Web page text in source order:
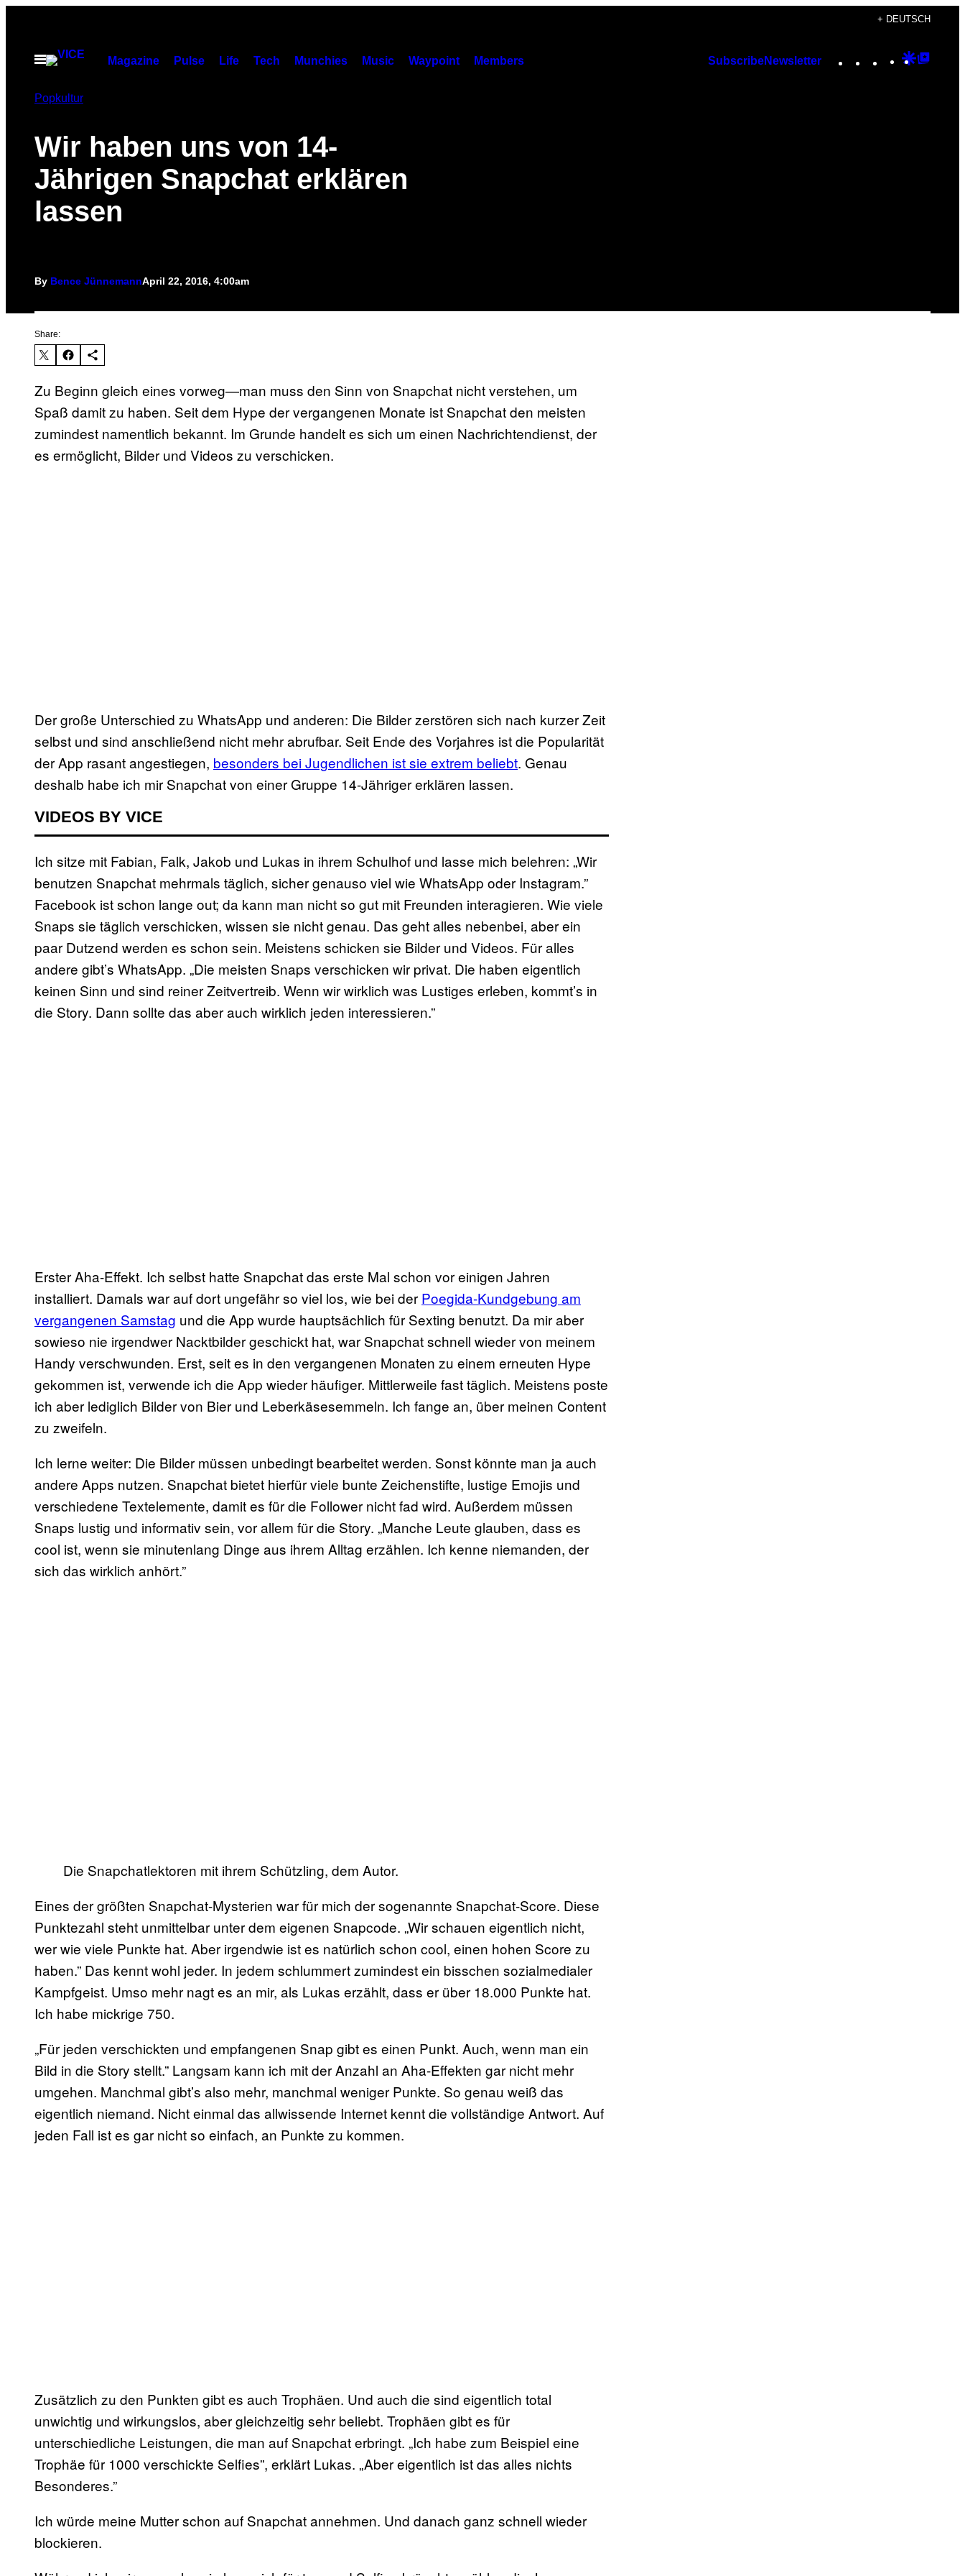
content
+ DEUTSCH
Open
Magazine Pulse Life Tech Munchies Music Waypoint Members SubscribeNewsletter Instagram
TikTok
YouTube
Google
Popkultur
Wir haben uns von 14-
Jährigen Snapchat erklären
lassen
By Bence JünnemannApril 22, 2016, 4:00am
Share:
Zu Beginn gleich eines vorweg—man muss den Sinn von Snapchat nicht verstehen, um
Spaß damit zu haben. Seit dem Hype der vergangenen Monate ist Snapchat den meisten
zumindest namentlich bekannt. Im Grunde handelt es sich um einen Nachrichtendienst, der
es ermöglicht, Bilder und Videos zu verschicken.
Der große Unterschied zu WhatsApp und anderen: Die Bilder zerstören sich nach kurzer Zeit
selbst und sind anschließend nicht mehr abrufbar. Seit Ende des Vorjahres ist die Popularität
der App rasant angestiegen, besonders bei Jugendlichen ist sie extrem beliebt. Genau
deshalb habe ich mir Snapchat von einer Gruppe 14-Jähriger erklären lassen.
VIDEOS BY VICE
Ich sitze mit Fabian, Falk, Jakob und Lukas in ihrem Schulhof und lasse mich belehren: „Wir
benutzen Snapchat mehrmals täglich, sicher genauso viel wie WhatsApp oder Instagram.”
Facebook ist schon lange out; da kann man nicht so gut mit Freunden interagieren. Wie viele
Snaps sie täglich verschicken, wissen sie nicht genau. Das geht alles nebenbei, aber ein
paar Dutzend werden es schon sein. Meistens schicken sie Bilder und Videos. Für alles
andere gibt’s WhatsApp. „Die meisten Snaps verschicken wir privat. Die haben eigentlich
keinen Sinn und sind reiner Zeitvertreib. Wenn wir wirklich was Lustiges erleben, kommt’s in
die Story. Dann sollte das aber auch wirklich jeden interessieren.”
Erster Aha-Effekt. Ich selbst hatte Snapchat das erste Mal schon vor einigen Jahren
installiert. Damals war auf dort ungefähr so viel los, wie bei der Poegida-Kundgebung am
vergangenen Samstag und die App wurde hauptsächlich für Sexting benutzt. Da mir aber
sowieso nie irgendwer Nacktbilder geschickt hat, war Snapchat schnell wieder von meinem
Handy verschwunden. Erst, seit es in den vergangenen Monaten zu einem erneuten Hype
gekommen ist, verwende ich die App wieder häufiger. Mittlerweile fast täglich. Meistens poste
ich aber lediglich Bilder von Bier und Leberkäsesemmeln. Ich fange an, über meinen Content
zu zweifeln.
Ich lerne weiter: Die Bilder müssen unbedingt bearbeitet werden. Sonst könnte man ja auch
andere Apps nutzen. Snapchat bietet hierfür viele bunte Zeichenstifte, lustige Emojis und
verschiedene Textelemente, damit es für die Follower nicht fad wird. Außerdem müssen
Snaps lustig und informativ sein, vor allem für die Story. „Manche Leute glauben, dass es
cool ist, wenn sie minutenlang Dinge aus ihrem Alltag erzählen. Ich kenne niemanden, der
sich das wirklich anhört.”
Die Snapchatlektoren mit ihrem Schützling, dem Autor.
Eines der größten Snapchat-Mysterien war für mich der sogenannte Snapchat-Score. Diese
Punktezahl steht unmittelbar unter dem eigenen Snapcode. „Wir schauen eigentlich nicht,
wer wie viele Punkte hat. Aber irgendwie ist es natürlich schon cool, einen hohen Score zu
haben.” Das kennt wohl jeder. In jedem schlummert zumindest ein bisschen sozialmedialer
Kampfgeist. Umso mehr nagt es an mir, als Lukas erzählt, dass er über 18.000 Punkte hat.
Ich habe mickrige 750.
„Für jeden verschickten und empfangenen Snap gibt es einen Punkt. Auch, wenn man ein
Bild in die Story stellt.” Langsam kann ich mit der Anzahl an Aha-Effekten gar nicht mehr
umgehen. Manchmal gibt’s also mehr, manchmal weniger Punkte. So genau weiß das
eigentlich niemand. Nicht einmal das allwissende Internet kennt die vollständige Antwort. Auf
jeden Fall ist es gar nicht so einfach, an Punkte zu kommen.
Zusätzlich zu den Punkten gibt es auch Trophäen. Und auch die sind eigentlich total
unwichtig und wirkungslos, aber gleichzeitig sehr beliebt. Trophäen gibt es für
unterschiedliche Leistungen, die man auf Snapchat erbringt. „Ich habe zum Beispiel eine
Trophäe für 1000 verschickte Selfies”, erklärt Lukas. „Aber eigentlich ist das alles nichts
Besonderes.”
Ich würde meine Mutter schon auf Snapchat annehmen. Und danach ganz schnell wieder
blockieren.